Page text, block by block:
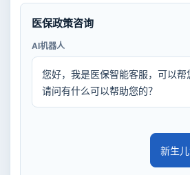
医保政策咨询
AI机器人
您好，我是医保智能客服，可以帮
请问有什么可以帮助您的？
新生